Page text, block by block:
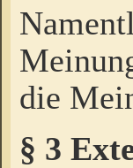
die
§ 3